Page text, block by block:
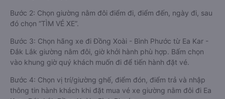
Bước 2: Chọn giường nằm đôi điểm đi, điểm đến, ngày đi, sau
đó chọn “TÌM VÉ XE”.
Bước 3: Chọn hãng xe đi Đồng Xoài - Bình Phước từ Ea Kar -
Đắk Lắk giường nằm đôi, giờ khởi hành phù hợp. Bấm chọn
vào khung giờ quý khách muốn đi để tiến hành đặt vé.
Bước 4: Chọn vị trí/giường ghế, điểm đón, điểm trả và nhập
thông tin hành khách khi đặt mua vé xe giường nằm đôi đi Ea